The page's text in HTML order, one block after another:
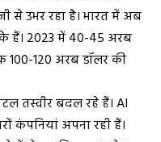
से उभर रहा है। भारत में अब
हैं। 2023 में 40-45 अरब
100-120 अरब डॉलर की
तस्वीर बदल रहे हैं। AI
कंपनियां अपना रही हैं।